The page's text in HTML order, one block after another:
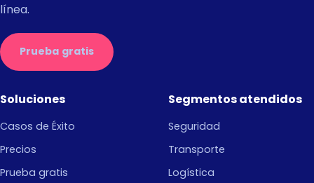
línea.
Prueba gratis
Soluciones
Casos de Éxito
Precios
Prueba gratis
Segmentos atendidos
Seguridad
Transporte
Logística